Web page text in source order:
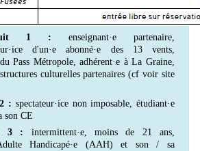
1 : enseignant·e partenaire,
d'un·e abonné·e des 13 vents,
Pass Métropole, adhérent·e à La Graine,
structures culturelles partenaires (cf voir site
: spectateur·ice non imposable, étudiant·e
son CE
3 : intermittent·e, moins de 21 ans,
Handicapé·e (AAH) et son / sa